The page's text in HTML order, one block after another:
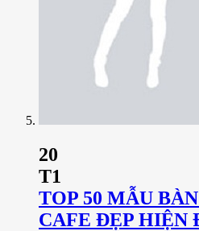
20
T1
TOP 50 MẪU
CAFE ĐẸP HIỆN